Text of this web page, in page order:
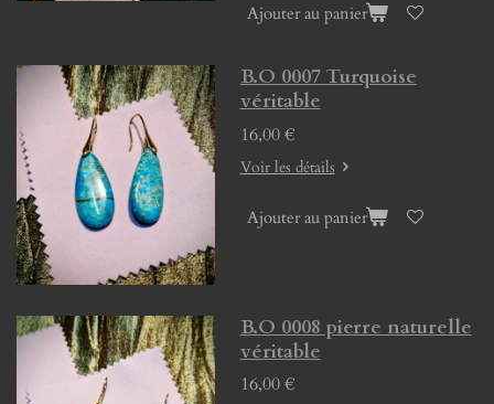
Ajouter au panier
B.O 0007 Turquoise
véritable
16,00 €
Voir les détails
Ajouter au panier
B.O 0008 pierre naturelle
véritable
16,00 €